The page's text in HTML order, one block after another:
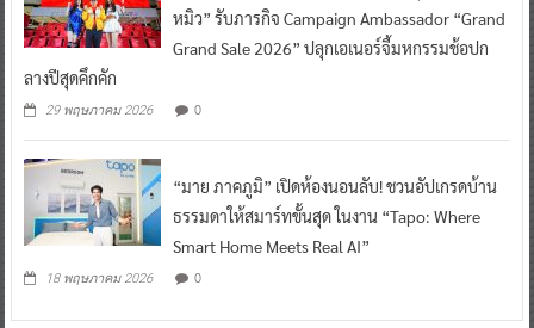
หมิว” รับภารกิจ Campaign Ambassador “Grand
Grand Sale 2026” ปลุกเอเนอร์จี้มหกรรมช้อปก
ลางปีสุดคึกคัก
29 พฤษภาคม 2026 0
“มาย ภาคภูมิ” เปิดห้องนอนลับ! ชวนอัปเกรดบ้าน
ธรรมดาให้สมาร์ทขั้นสุด ในงาน “Tapo: Where
Smart Home Meets Real AI”
18 พฤษภาคม 2026 0